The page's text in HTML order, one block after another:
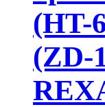
(HT-
(ZD-